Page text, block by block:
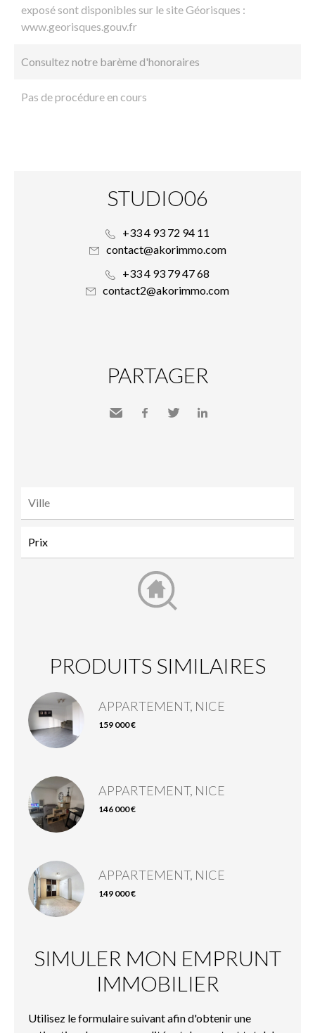
exposé sont disponibles sur le site Géorisques :
www.georisques.gouv.fr
Consultez notre barème d'honoraires
Pas de procédure en cours
STUDIO06
+33 4 93 72 94 11
contact@akorimmo.com
+33 4 93 79 47 68
contact2@akorimmo.com
PARTAGER
PRODUITS SIMILAIRES
APPARTEMENT, NICE
159 000 €
APPARTEMENT, NICE
146 000 €
APPARTEMENT, NICE
149 000 €
SIMULER MON EMPRUNT
IMMOBILIER
Utilisez le formulaire suivant afin d'obtenir une